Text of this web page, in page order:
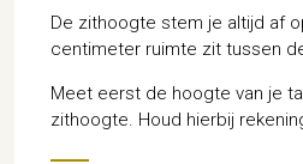
De zithoogte stem je altijd af
centimeter ruimte zit tussen
Meet eerst de hoogte van je
zithoogte. Houd hierbij